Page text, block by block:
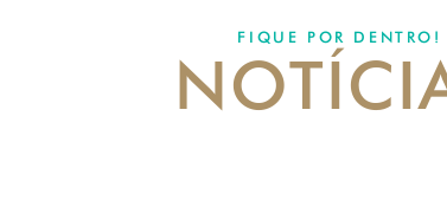
FIQUE POR DENTRO!